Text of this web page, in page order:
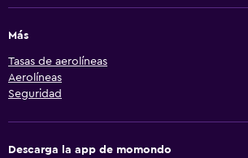
Más
Tasas de aerolíneas
Aerolíneas
Seguridad
Descarga la app de momondo